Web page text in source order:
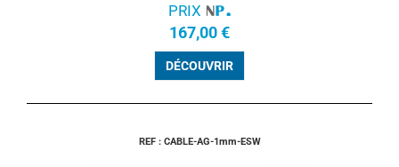
PRIX
167,00 €
DÉCOUVRIR
REF : CABLE-AG-1mm-ESW